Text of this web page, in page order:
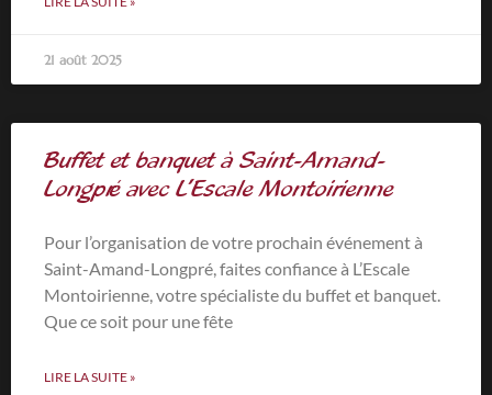
21 août 2025
Buffet et banquet à Saint-Amand-
Longpré avec L’Escale Montoirienne
Pour l’organisation de votre prochain événement à
Saint-Amand-Longpré, faites confiance à L’Escale
Montoirienne, votre spécialiste du buffet et banquet.
Que ce soit pour une fête
LIRE LA SUITE »